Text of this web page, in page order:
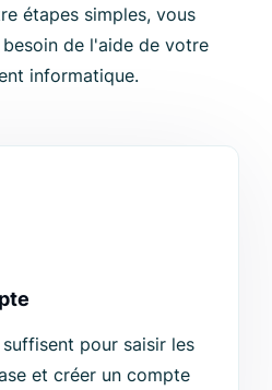
étapes simples, vous
de l'aide de votre
informatique.
pour saisir les
et créer un compte